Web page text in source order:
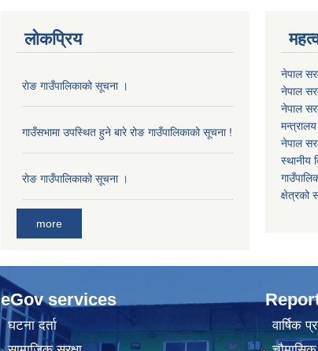
लोकप्रिय
राेङ गाउँपालिकाको सूचना ।
गाउँसभामा उपस्थित हुने बारे रोङ गाउँपालिकाको सूचना !
राेङ गाउँपालिकाको सूचना ।
more
नेपाल
नेपाल
नेपाल
मन्त्रालय
नेपाल
स्थानीय
क्षेत्रको
eGov services
घटना दर्ता
वार्षिक